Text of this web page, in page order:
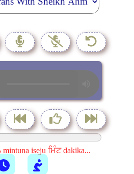
...minutes دقيقةً mintuna isẹju ਮਿੰਟ dakika...